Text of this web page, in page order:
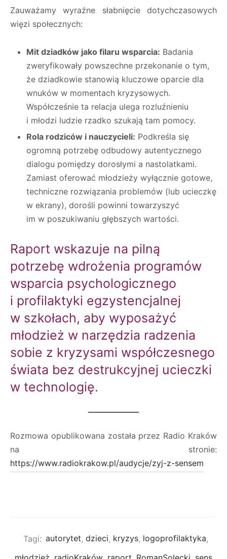
Zauważamy wyraźne słabnięcie dotychczasowych
więzi społecznych:
Mit dziadków jako filaru wsparcia: Badania
zweryfikowały powszechne przekonanie o tym,
że dziadkowie stanowią kluczowe oparcie dla
wnuków w momentach kryzysowych.
Współcześnie ta relacja ulega rozluźnieniu
i młodzi ludzie rzadko szukają tam pomocy.
Rola rodziców i nauczycieli: Podkreśla się
ogromną potrzebę odbudowy autentycznego
dialogu pomiędzy dorosłymi a nastolatkami.
Zamiast oferować młodzieży wyłącznie gotowe,
techniczne rozwiązania problemów (lub ucieczkę
w ekrany), dorośli powinni towarzyszyć
im w poszukiwaniu głębszych wartości.
Raport wskazuje na pilną
potrzebę wdrożenia programów
wsparcia psychologicznego
i profilaktyki egzystencjalnej
w szkołach, aby wyposażyć
młodzież w narzędzia radzenia
sobie z kryzysami współczesnego
świata bez destrukcyjnej ucieczki
w technologię.
Rozmowa opublikowana została przez Radio Kraków
na stronie:
https://www.radiokrakow.pl/audycje/zyj-z-sensem
Tagi: autorytet, dzieci, kryzys, logoprofilaktyka,